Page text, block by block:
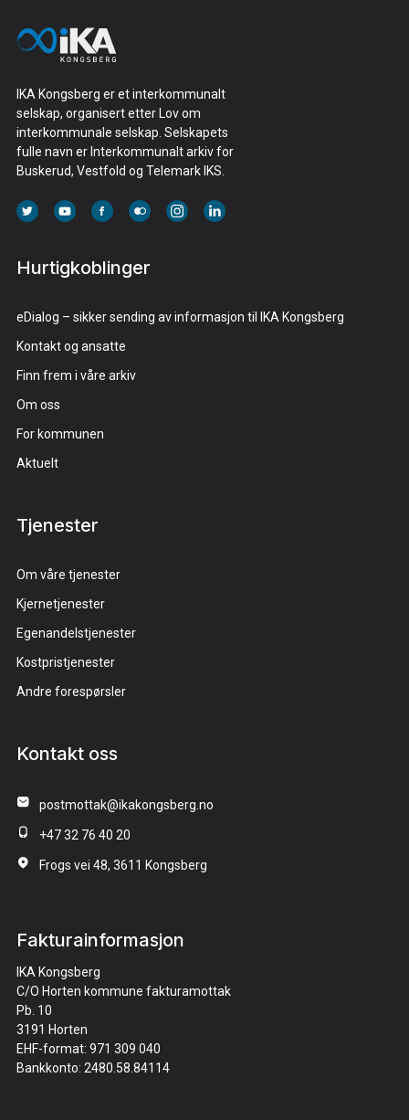
IKA Kongsberg er et interkommunalt
selskap, organisert etter Lov om
interkommunale selskap. Selskapets
fulle navn er Interkommunalt arkiv for
Buskerud, Vestfold og Telemark IKS.
Hurtigkoblinger
eDialog – sikker sending av informasjon til IKA Kongsberg
Kontakt og ansatte
Finn frem i våre arkiv
Om oss
For kommunen
Aktuelt
Tjenester
Om våre tjenester
Kjernetjenester
Egenandelstjenester
Kostpristjenester
Andre forespørsler
Kontakt oss
postmottak@ikakongsberg.no
+47 32 76 40 20
Frogs vei 48, 3611 Kongsberg
Fakturainformasjon
IKA Kongsberg
C/O Horten kommune fakturamottak
Pb. 10
3191 Horten
EHF-format: 971 309 040
Bankkonto: 2480.58.84114